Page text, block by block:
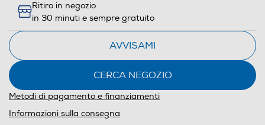
Ritiro in negozio
in 30 minuti e sempre gratuito
AVVISAMI
CERCA NEGOZIO
Metodi di pagamento e finanziamenti
Informazioni sulla consegna